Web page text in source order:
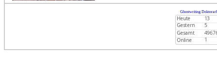
Ghostwriting